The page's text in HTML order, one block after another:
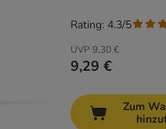
UVP 9,30 €
9,29 €
Rating: 4.3/5
Zum